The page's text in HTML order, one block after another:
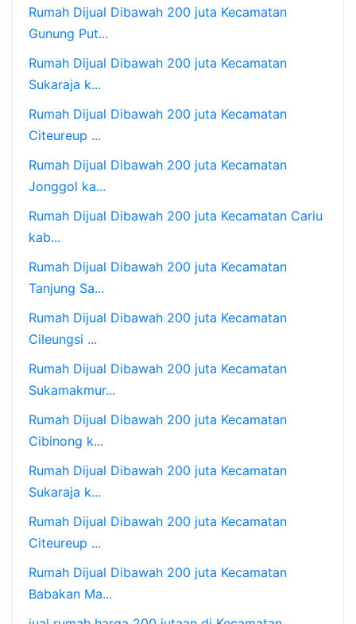
Rumah Dijual Dibawah 200 juta Kecamatan
Gunung Put...
Rumah Dijual Dibawah 200 juta Kecamatan
Sukaraja k...
Rumah Dijual Dibawah 200 juta Kecamatan
Citeureup ...
Rumah Dijual Dibawah 200 juta Kecamatan
Jonggol ka...
Rumah Dijual Dibawah 200 juta Kecamatan Cariu
kab...
Rumah Dijual Dibawah 200 juta Kecamatan
Tanjung Sa...
Rumah Dijual Dibawah 200 juta Kecamatan
Cileungsi ...
Rumah Dijual Dibawah 200 juta Kecamatan
Sukamakmur...
Rumah Dijual Dibawah 200 juta Kecamatan
Cibinong k...
Rumah Dijual Dibawah 200 juta Kecamatan
Sukaraja k...
Rumah Dijual Dibawah 200 juta Kecamatan
Citeureup ...
Rumah Dijual Dibawah 200 juta Kecamatan
Babakan Ma...